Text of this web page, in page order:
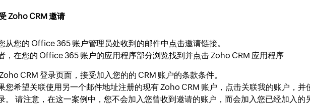
Zoho CRM 邀请
从您的 Office 365 账户管理员处收到的邮件中点击邀请链接。
，在您的 Office 365 账户的应用程序部分浏览找到并点击 Zoho CRM 应用程序
CRM 登录页面，接受加入您的的 CRM 账户的条款条件。
您希望关联使用另一个邮件地址注册的现有 Zoho CRM 账户，点击关联我的账户，并
。 请注意，在这一案例中，您不会加入您曾收到邀请的账户，而会加入您已经加入的